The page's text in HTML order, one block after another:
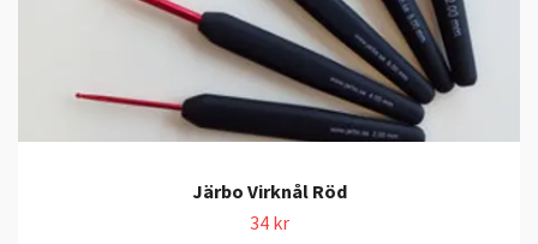
Järbo Virknål Röd
34 kr